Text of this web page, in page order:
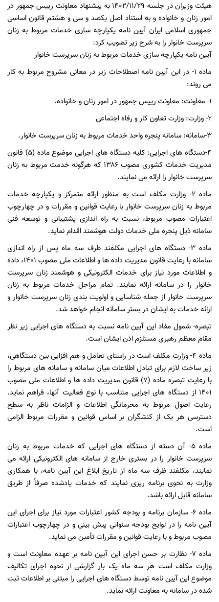
هیئت وزیران در جلسه ۱۴۰۲/۱۱/۲۹ به پیشنهاد معاونت رییس جمهور در
امور زنان و خانواده و به استناد اصل یکصد و سی و هشتم قانون اساسی
جمهوری اسلامی ایران آیین نامه یکپارچه سازی خدمات مربوط به زنان
سرپرست خانوار را به شرح زیر تصویب کرد:
آیین نامه یکپارچه سازی خدمات مربوط به زنان سرپرست خانوار
ماده ۱- در این آیین نامه اصطلاحات زیر در معانی مشروح مربوط به کار
می روند:
۱- معاونت: معاونت رییس جمهور در امور زنان و خانواده.
۲- وزارت: وزارت تعاون کار و رفاه اجتماعی
۳-سامانه: سامانه پنجره واحد خدمات مربوط به زنان سرپرست خانوار.
۴-دستگاه های اجرایی: کلیه دستگاه های اجرایی موضوع ماده (۵) قانون
مدیریت خدمات کشوری مصوب ۱۳۸۶ که هرگونه خدمت مربوط به زنان
سرپرست خانوار را ارائه می نمایند.
ماده ۲- وزارت مکلف است به منظور ارائه متمرکز و یکپارچه خدمات
مربوط به زنان سرپرست خانوار با رعایت قوانین و مقررات و در چهارچوب
اعتبارات مصوب مربوط، نسبت به راه اندازی پشتیبانی و توسعه فنی
سامانه ذیل پنجره ملی خدمات دولت هوشمند اقدام نماید.
ماده ۳- دستگاه های اجرایی مکلفند ظرف سه ماه پس از راه اندازی
سامانه با رعایت قانون مدیریت داده ها و اطلاعات ملی مصوب ۱۴۰۱، داده
و اطلاعات مورد نیاز برای خدمات الکترونیکی و هوشمند زنان سرپرست
خانوار را در سامانه ارائه نمایند. تمام مراحل خدمات مربوط به زنان
سرپرست خانوار از جمله شناسایی و اولویت بندی زنان سرپرست خانوار و
ارائه خدمات به ایشان در بستر سامانه انجام خواهد شد.
تبصره- شمول مفاد این آیین نامه نسبت به دستگاه های اجرایی زیر نظر
مقام معظم رهبری مستلزم اذن ایشان است.
ماده ۴- وزارت مکلف است در راستای تعامل و هم افزایی بین دستگاهی،
زیر ساخت لازم برای تبادل اطلاعات میان سامانه و سامانه های مربوط را
با رعایت تبصره ماده (۷) قانون مدیریت داده ها و اطلاعات ملی مصوب
۱۴۰۱ از دستگاه های اجرایی متناسب با نوع فعالیت آنها، فراهم نماید.
رعایت اصول مربوط به محرمانگی اطلاعات و الزامات ناظر به سطح
دسترسی هر یک از کنشگران بر اساس قوانین و مقررات مربوط الزامی
است.
ماده ۵- آن دسته از دستگاه های اجرایی که خدمات مربوط به زنان
سرپرست خانوار را در بستری خارج از سامانه های الکترونیکی ارائه می
نمایند، مکلفند ظرف سه ماه از تاریخ ابلاغ این آیین نامه، با همکاری
وزارت به نحوی برنامه ریزی نمایند که خدمات یادشده صرفاً از طریق
سامانه قابل ارائه باشد.
ماده ۶- سازمان برنامه و بودجه کشور اعتبارات مورد نیاز برای اجرای این
آیین نامه را در لوایح بودجه سنواتی پیش بینی و در چهارچوب اعتبارات
مصوب مربوط و با رعایت قوانین و مقررات تأمین می نماید.
ماده ۷- نظارت بر حسن اجرای این آیین نامه بر عهده معاونت است و
وزارت مکلف است هر سه ماه یک بار گزارشی از نحوه اجرای تکالیف
موضوع این آیین نامه توسط دستگاه های اجرایی را مبتنی بر اطلاعات ثبت
شده در سامانه به معاونت ارائه نماید.